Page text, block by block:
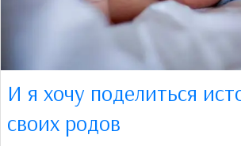
И я хочу поделиться
своих родов